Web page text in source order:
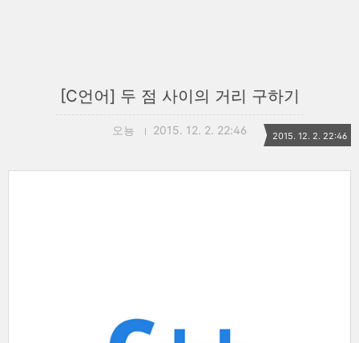
[C언어] 두 점 사이의 거리 구하기
오뇽 2015. 12. 2. 22:46 2015. 12. 2. 22:46